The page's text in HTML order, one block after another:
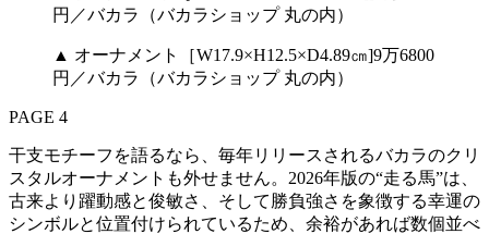
▲ オーナメント［W17.9×H12.5×D4.89㎝]9万6800
円／バカラ（バカラショップ 丸の内）
PAGE 4
干支モチーフを語るなら、毎年リリースされるバカラのクリ
スタルオーナメントも外せません。2026年版の“走る馬”は、
古来より躍動感と俊敏さ、そして勝負強さを象徴する幸運の
シンボルと位置付けられているため、余裕があれば数個並べ